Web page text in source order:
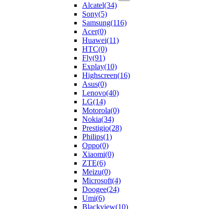
Alcatel(34)
Sony(5)
Samsung(116)
Acer(0)
Huawei(11)
HTC(0)
Fly(91)
Explay(10)
Highscreen(16)
Asus(0)
Lenovo(40)
LG(14)
Motorola(0)
Nokia(34)
Prestigio(28)
Philips(1)
Oppo(0)
Xiaomi(0)
ZTE(6)
Meizu(0)
Microsoft(4)
Doogee(24)
Umi(6)
Blackview(10)